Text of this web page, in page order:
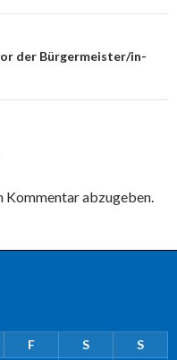
der Bürgermeister/in-
Kommentar abzugeben.
F S
S